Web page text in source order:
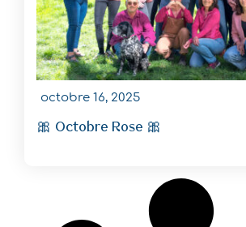
octobre 16, 2025
🎀 Octobre Rose 🎀